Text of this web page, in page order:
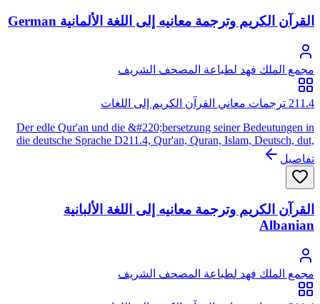
الولايات المتحدة الأمريكية وهي اللغة الوحيدة الموجودة بالقارات
الخمس بجانب اللغة الفرنسية.
القرآن الكريم وترجمة معانيه إلى اللغة الألمانية German
مجمع الملك فهد لطباعة المصحف الشريف
211.4 ترجمات معاني القرآن الكريم إلى اللغات
Der edle Qur'an und die &#220;bersetzung seiner Bedeutungen in
die deutsche Sprache D211.4, Qur'an, Quran, Islam, Deutsch, dut,
de, deu, ger
تفاصيل
القرآن الكريم وترجمة معانيه إلى اللغة الألبانية
Albanian
مجمع الملك فهد لطباعة المصحف الشريف